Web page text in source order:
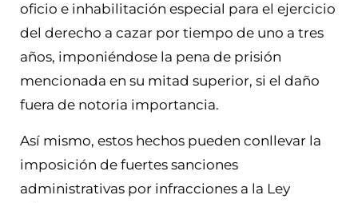
oficio e inhabilitación especial para el ejercicio
del derecho a cazar por tiempo de uno a tres
años, imponiéndose la pena de prisión
mencionada en su mitad superior, si el daño
fuera de notoria importancia.
Así mismo, estos hechos pueden conllevar la
imposición de fuertes sanciones
administrativas por infracciones a la Ley